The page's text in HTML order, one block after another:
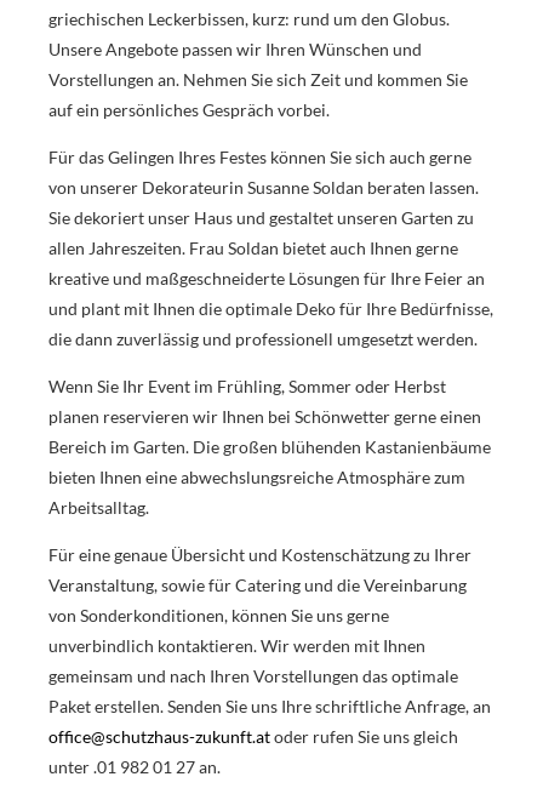
griechischen Leckerbissen, kurz: rund um den Globus.
Unsere Angebote passen wir Ihren Wünschen und
Vorstellungen an. Nehmen Sie sich Zeit und kommen Sie
auf ein persönliches Gespräch vorbei.
Für das Gelingen Ihres Festes können Sie sich auch gerne
von unserer Dekorateurin Susanne Soldan beraten lassen.
Sie dekoriert unser Haus und gestaltet unseren Garten zu
allen Jahreszeiten. Frau Soldan bietet auch Ihnen gerne
kreative und maßgeschneiderte Lösungen für Ihre Feier an
und plant mit Ihnen die optimale Deko für Ihre Bedürfnisse,
die dann zuverlässig und professionell umgesetzt werden.
Wenn Sie Ihr Event im Frühling, Sommer oder Herbst
planen reservieren wir Ihnen bei Schönwetter gerne einen
Bereich im Garten. Die großen blühenden Kastanienbäume
bieten Ihnen eine abwechslungsreiche Atmosphäre zum
Arbeitsalltag.
Für eine genaue Übersicht und Kostenschätzung zu Ihrer
Veranstaltung, sowie für Catering und die Vereinbarung
von Sonderkonditionen, können Sie uns gerne
unverbindlich kontaktieren. Wir werden mit Ihnen
gemeinsam und nach Ihren Vorstellungen das optimale
Paket erstellen. Senden Sie uns Ihre schriftliche Anfrage, an
office@schutzhaus-zukunft.atoder rufen Sie uns gleich
unter .01 982 01 27 an.